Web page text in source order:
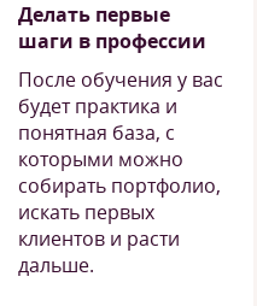
Делать первые
шаги в профессии
После обучения у вас
будет практика и
понятная база, с
которыми можно
собирать портфолио,
искать первых
клиентов и расти
дальше.